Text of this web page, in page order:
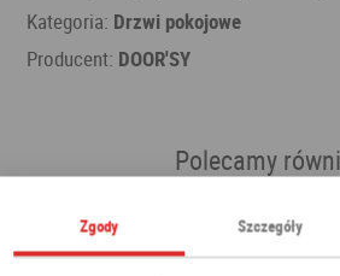
Kategoria: Drzwi pokojowe
Producent: DOOR'SY
Polecamy
Zgody Szczegóły